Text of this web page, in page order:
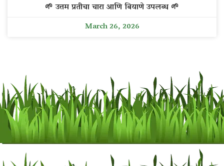
🌱 उत्तम प्रतीचा चारा आणि बियाणे उपलब्ध 🌱
March 26, 2026